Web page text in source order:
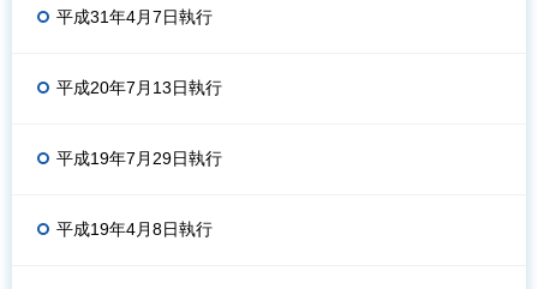
平成31年4月7日執行
平成20年7月13日執行
平成19年7月29日執行
平成19年4月8日執行